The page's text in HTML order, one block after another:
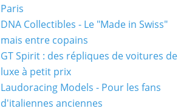
Paris
DNA Collectibles - Le "Made in Swiss"
mais entre copains
GT Spirit : des répliques de voitures de
luxe à petit prix
Laudoracing Models - Pour les fans
d'italiennes anciennes